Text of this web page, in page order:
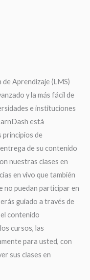
de Aprendizaje (LMS)
y la más fácil de
e instituciones
está
principios de
de su contenido
nuestras clases en
en vivo que también
no puedan participar en
guiado a través de
contenido
cursos, las
para usted, con
sus clases en